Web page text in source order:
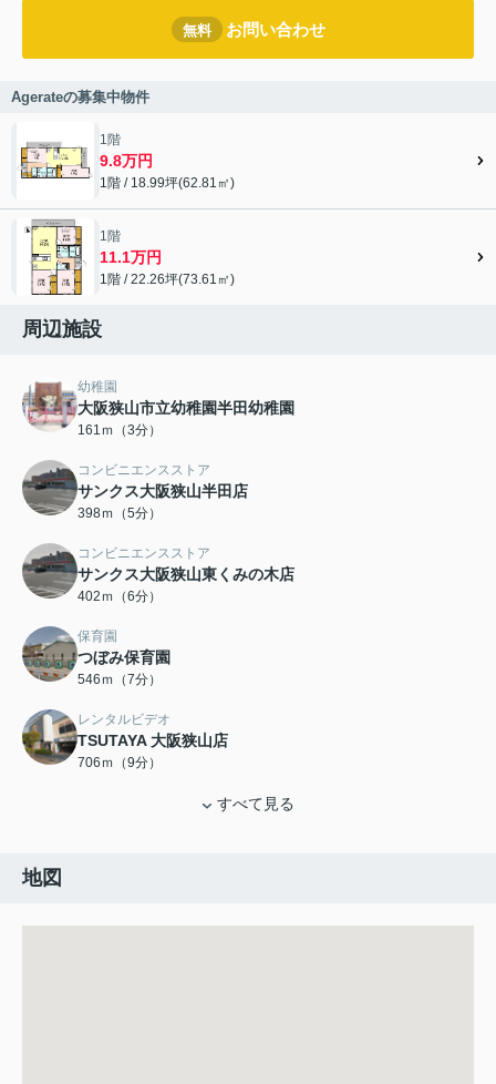
無料 お問い合わせ
Agerateの募集中物件
1階
9.8万円
1階 / 18.99坪(62.81㎡)
1階
11.1万円
1階 / 22.26坪(73.61㎡)
周辺施設
幼稚園
大阪狭山市立幼稚園半田幼稚園
161ｍ（3分）
コンビニエンスストア
サンクス大阪狭山半田店
398ｍ（5分）
コンビニエンスストア
サンクス大阪狭山東くみの木店
402ｍ（6分）
保育園
つぼみ保育園
546ｍ（7分）
レンタルビデオ
TSUTAYA 大阪狭山店
706ｍ（9分）
すべて見る
地図